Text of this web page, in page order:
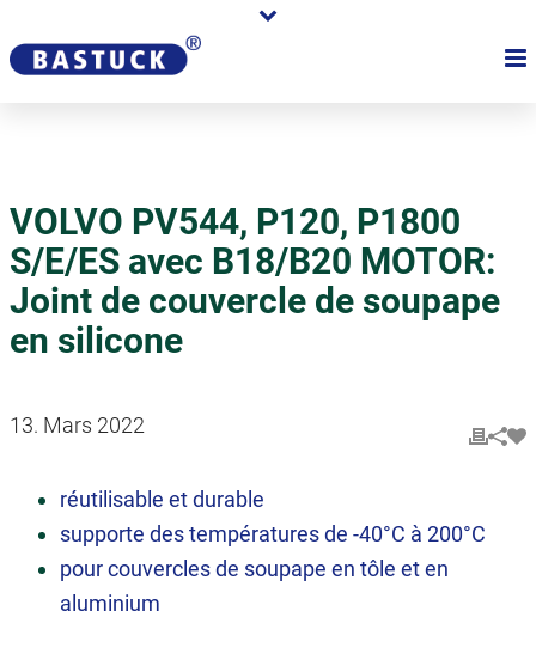
VOLVO PV544, P120, P1800
S/E/ES avec B18/B20 MOTOR:
Joint de couvercle de soupape
en silicone
13. Mars 2022
réutilisable et durable
supporte des températures de -40°C à 200°C
pour couvercles de soupape en tôle et en
aluminium